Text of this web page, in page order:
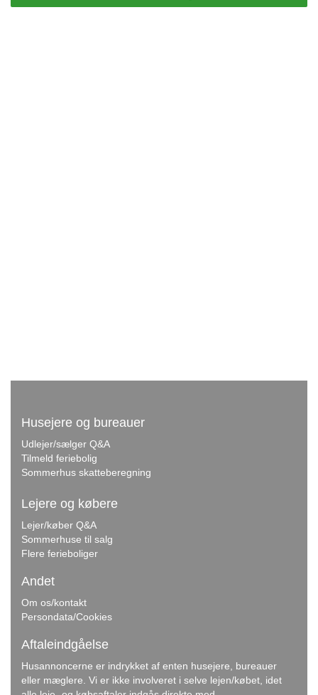
Husejere og bureauer
Udlejer/sælger Q&A
Tilmeld feriebolig
Sommerhus skatteberegning
Lejere og købere
Lejer/køber Q&A
Sommerhuse til salg
Flere ferieboliger
Andet
Om os/kontakt
Persondata/Cookies
Aftaleindgåelse
Husannoncerne er indrykket af enten husejere, bureauer
eller mæglere. Vi er ikke involveret i selve lejen/købet, idet